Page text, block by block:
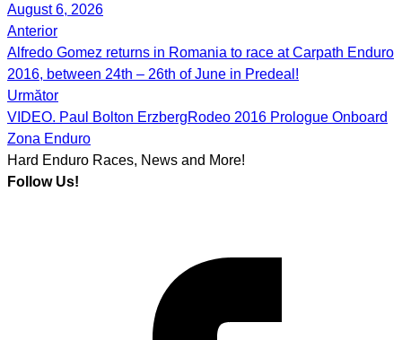
August 6, 2026
Post
navigation
Anterior
Alfredo Gomez returns in Romania to race at Carpath Enduro
2016, between 24th – 26th of June in Predeal!
Următor
VIDEO. Paul Bolton ErzbergRodeo 2016 Prologue Onboard
Zona Enduro
Hard Enduro Races, News and More!
Follow Us!